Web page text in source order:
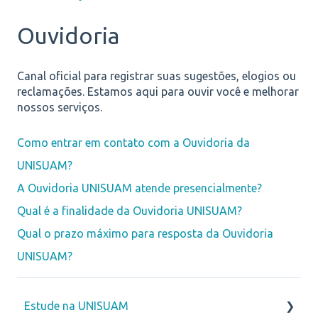
Ouvidoria
Canal oficial para registrar suas sugestões, elogios ou
reclamações. Estamos aqui para ouvir você e melhorar
nossos serviços.
Como entrar em contato com a Ouvidoria da
UNISUAM?
A Ouvidoria UNISUAM atende presencialmente?
Qual é a finalidade da Ouvidoria UNISUAM?
Qual o prazo máximo para resposta da Ouvidoria
UNISUAM?
Estude na UNISUAM